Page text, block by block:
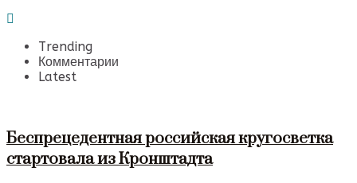
Trending
Комментарии
Latest
Беспрецедентная российская кругосветка
стартовала из Кронштадта